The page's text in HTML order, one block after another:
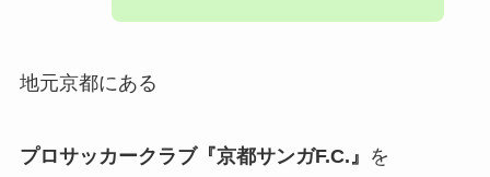
地元京都にある
プロサッカークラブ『京都サンガF.C.』 を